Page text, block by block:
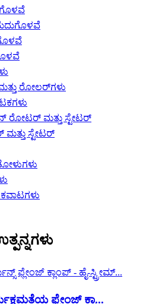
ರೋಲರ್‌ಗಳು
ರೋಟರ್ ಮತ್ತು ಸ್ಟೇಟರ್
ಸ್ಟೇಟರ್
ಫ್ಲೇಂಜ್ ಕ್ಲಾ...